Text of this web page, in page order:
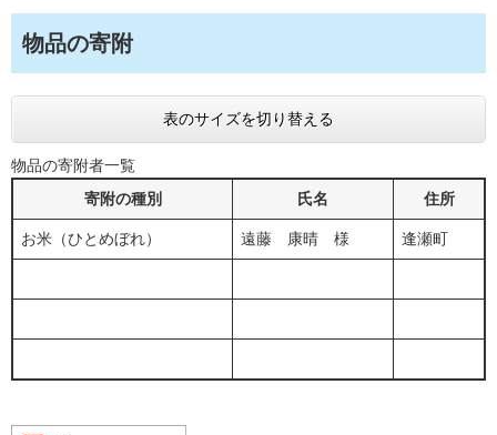
物品の寄附
表のサイズを切り替える
物品の寄附者一覧
寄附の種別
氏名 住所
お米（ひとめぼれ） 遠藤 康晴 様 逢瀬町